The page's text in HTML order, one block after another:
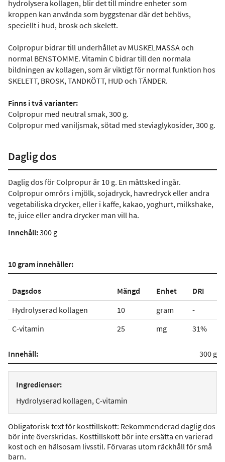
hydrolysera kollagen, blir det till mindre enheter som
kroppen kan använda som byggstenar där det behövs,
speciellt i hud, brosk och skelett.
Colpropur bidrar till underhållet av MUSKELMASSA och
normal BENSTOMME. Vitamin C bidrar till den normala
bildningen av kollagen, som är viktigt för normal funktion hos
SKELETT, BROSK, TANDKÖTT, HUD och TÄNDER.
Finns i två varianter:
Colpropur med neutral smak, 300 g.
Colpropur med vaniljsmak, sötad med steviaglykosider, 300 g.
Daglig dos
Daglig dos för Colpropur är 10 g. En måttsked ingår.
Colpropur omrörs i mjölk, sojadryck, havredryck eller andra
vegetabiliska drycker, eller i kaffe, kakao, yoghurt, milkshake,
te, juice eller andra drycker man vill ha.
Innehåll:300 g
10 gram innehåller:
Dagsdos Mängd Enhet
DRI
Hydrolyserad kollagen
10 gram
-
C-vitamin
25 mg 31%
Innehåll: 300 g
Ingredienser:
Hydrolyserad kollagen, C-vitamin
Obligatorisk text för kosttillskott: Rekommenderad daglig dos
bör inte överskridas. Kosttillskott bör inte ersätta en varierad
kost och en hälsosam livsstil. Förvaras utom räckhåll för små
barn.